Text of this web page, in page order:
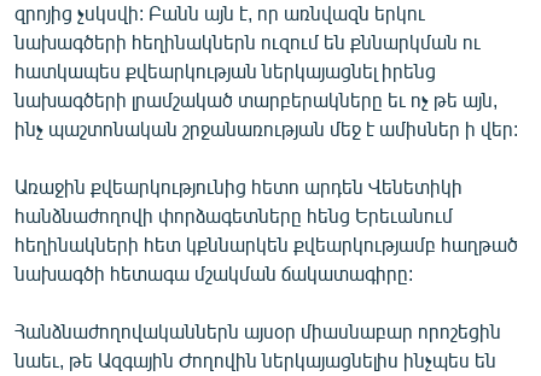
ԱՐԽԻՎ
ՏԵՍԱՆՅՈՒԹԵՐ
ԲԱՆԱՎԵՃ
ՓՈԴՔԱՍԹ
Հայերեն
Русский
զրոյից չսկսվի: Բանն այն է, որ առնվազն երկու
նախագծերի հեղինակներն ուզում են քննարկման ու
հատկապես քվեարկության ներկայացնել իրենց
նախագծերի լրամշակած տարբերակները եւ ոչ թե այն,
ինչ պաշտոնական շրջանառության մեջ է ամիսներ ի վեր:
Առաջին քվեարկությունից հետո արդեն Վենետիկի
հանձնաժողովի փորձագետները հենց Երեւանում
հեղինակների հետ կքննարկեն քվեարկությամբ հաղթած
նախագծի հետագա մշակման ճակատագիրը:
Հանձնաժողովականներն այսօր միասնաբար որոշեցին
նաեւ, թե Ազգային Ժողովին ներկայացնելիս ինչպես են